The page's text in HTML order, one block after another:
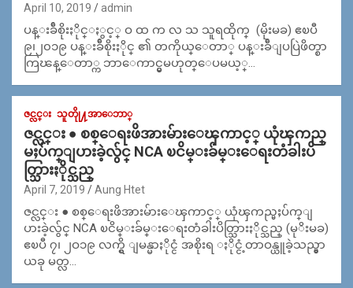
April 10, 2019 admin
ပန္းခ်ီစိုးႏိုင္ႏွင့္ ဝ ထ က လ သ သူရထိုက္ (မိုးမခ) ဧၿပီ
၉၊၂၀၁၉ ပန္းခ်ီစိုးႏိုင္ ၏ တကိုယ္ေတာ္ ပန္းခ်ီျပပြဲဖိတ္စာ
ကြၽန္ေတာ္က ဘာေကာင္မွမဟုတ္ေပမယ့္…
ဇင္လင္း သူတိုု႔အာေဘာ္
ဇင္လင္း ● စစ္ေရးဖိအားမ်ားေၾကာင့္ ယုံၾကည္
မႈပ်က္ျပားခဲ့လွ်င္ NCA ၿငိမ္းခ်မ္းေရးတံခါးပိ
တ္သြားႏိုင္သည္
April 7, 2019 Aung Htet
ဇင္လင္း ● စစ္ေရးဖိအားမ်ားေၾကာင့္ ယုံၾကည္မႈပ်က္ျ
ပားခဲ့လွ်င္ NCA ၿငိမ္းခ်မ္းေရးတံခါးပိတ္သြားႏိုင္သည္ (မုိးမခ)
ဧၿပီ ၇၊ ၂ဝ၁၉ လက္ရွိ ျမန္မာႏိုင္ငံ အစိုးရ ႏိုင္ငံ့တာဝန္ယူခဲ့သည္မွာ
ယခု မတ္လ…